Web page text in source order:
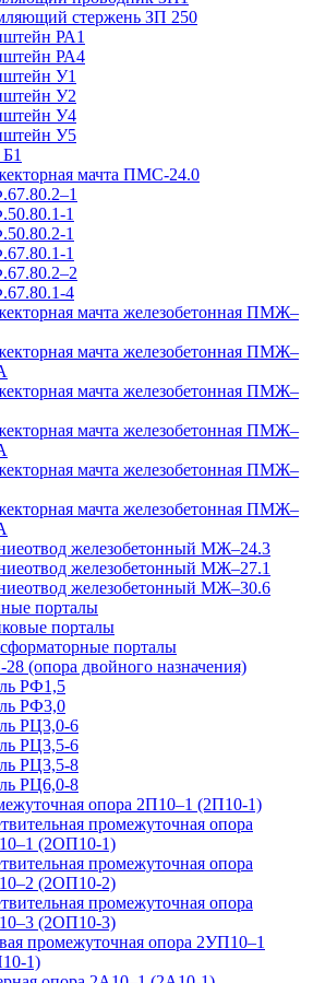
стержень ЗП 250
РА1
РА4
У1
У2
У4
У5
мачта ПМС-24.0
1
1
1
4
мачта железобетонная ПМЖ–
мачта железобетонная ПМЖ–
мачта железобетонная ПМЖ–
мачта железобетонная ПМЖ–
мачта железобетонная ПМЖ–
мачта железобетонная ПМЖ–
железобетонный МЖ–24.3
железобетонный МЖ–27.1
железобетонный МЖ–30.6
порталы
порталы
порталы
(опора двойного назначения)
РФ1,5
РФ3,0
РЦ3,0-6
РЦ3,5-6
РЦ3,5-8
РЦ6,0-8
опора 2П10–1 (2П10-1)
промежуточная опора
(2ОП10-1)
промежуточная опора
(2ОП10-2)
промежуточная опора
(2ОП10-3)
промежуточная опора 2УП10–1
1)